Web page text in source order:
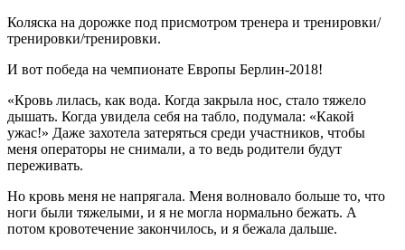
Коляска на дорожке под присмотром тренера и тренировки/
тренировки/тренировки.
И вот победа на чемпионате Европы Берлин-2018!
«Кровь лилась, как вода. Когда закрыла нос, стало тяжело
дышать. Когда увидела себя на табло, подумала: «Какой
ужас!» Даже захотела затеряться среди участников, чтобы
меня операторы не снимали, а то ведь родители будут
переживать.
Но кровь меня не напрягала. Меня волновало больше то, что
ноги были тяжелыми, и я не могла нормально бежать. А
потом кровотечение закончилось, и я бежала дальше.